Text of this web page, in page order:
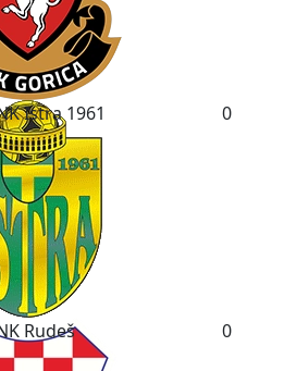
Istra 1961 0
Rudeš 0